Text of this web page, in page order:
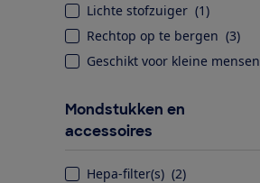
Lichte stofzuiger (1)
Rechtop op te bergen (3)
Geschikt voor kleine mensen
Mondstukken en
accessoires
Hepa-filter(s) (2)